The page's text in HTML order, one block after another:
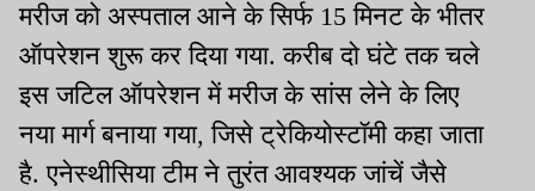
मरीज को अस्पताल आने के सिर्फ 15 मिनट के भीतर
ऑपरेशन शुरू कर दिया गया. करीब दो घंटे तक चले
इस जटिल ऑपरेशन में मरीज के सांस लेने के लिए
नया मार्ग बनाया गया, जिसे ट्रेकियोस्टॉमी कहा जाता
है. एनेस्थीसिया टीम ने तुरंत आवश्यक जांचें जैसे